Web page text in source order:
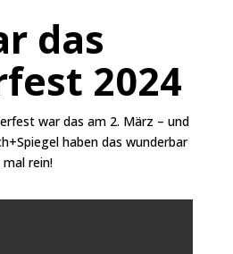
das
2024
war das am 2. März – und
haben das wunderbar
rein!